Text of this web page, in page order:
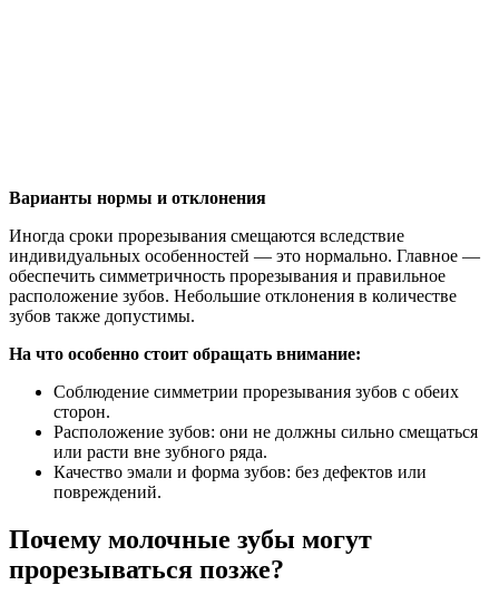
Варианты нормы и отклонения
Иногда сроки прорезывания смещаются вследствие
индивидуальных особенностей — это нормально. Главное —
обеспечить симметричность прорезывания и правильное
расположение зубов. Небольшие отклонения в количестве
зубов также допустимы.
На что особенно стоит обращать внимание:
Соблюдение симметрии прорезывания зубов с обеих
сторон.
Расположение зубов: они не должны сильно смещаться
или расти вне зубного ряда.
Качество эмали и форма зубов: без дефектов или
повреждений.
Почему молочные зубы могут
прорезываться позже?